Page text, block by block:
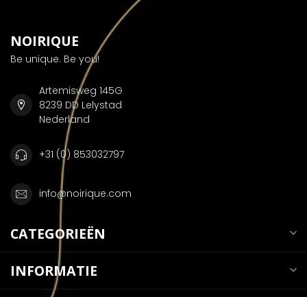
NOIRIQUE
Be unique. Be you!
Artemisweg 145G
8239 DD Lelystad
Nederland
+31 (0) 853032797
info@noirique.com
CATEGORIEËN
INFORMATIE